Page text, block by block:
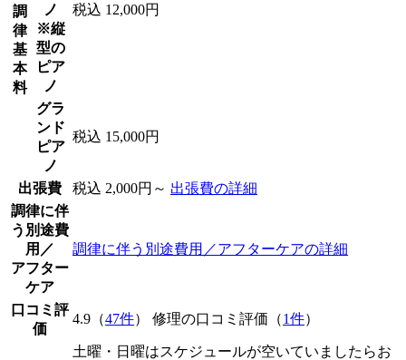
調
律
基
本
料
ノ
※縦
型の
ピア
ノ
税込 12,000円
グラ
ンド
ピア
ノ
税込 15,000円
出張費 税込 2,000円～ 出張費の詳細
調律に伴
う別途費
用／
アフター
ケア
調律に伴う別途費用／アフターケアの詳細
口コミ評
価
4.9（47件） 修理の口コミ評価（1件）
土曜・日曜はスケジュールが空いていましたらお